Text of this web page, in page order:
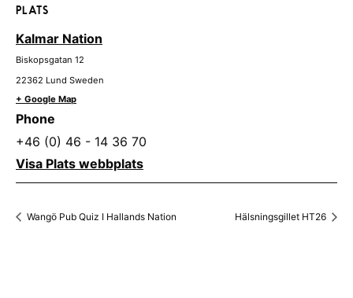
PLATS
Kalmar Nation
Biskopsgatan 12
22362 Lund Sweden
+ Google Map
Phone
+46 (0) 46 - 14 36 70
Visa Plats webbplats
Wangö Pub Quiz I Hallands Nation Hälsningsgillet HT26